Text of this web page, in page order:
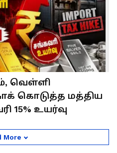
வெள்ளி
கொடுத்த மத்திய
15% உயர்வு
More